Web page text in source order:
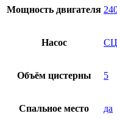
Мощность двигателя
Насос
Объём цистерны 5
Спальное место да